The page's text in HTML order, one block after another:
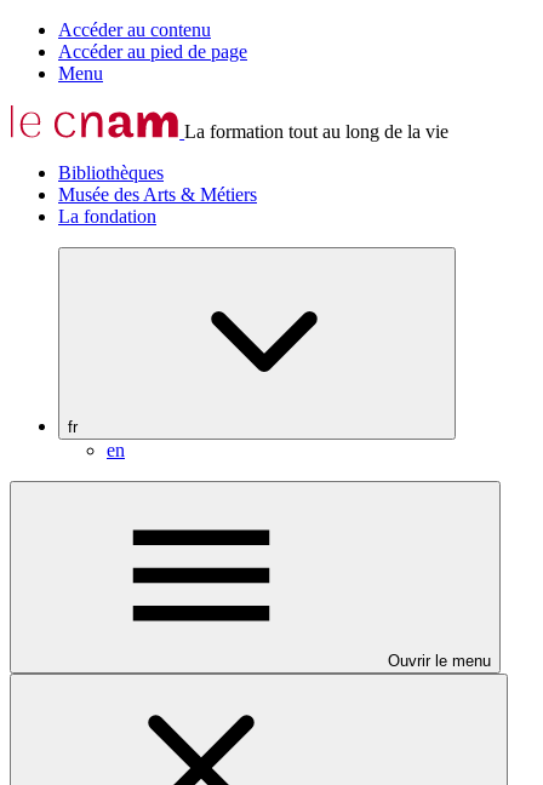
Accéder au contenu
Accéder au pied de page
Menu
La formation tout au long de la vie
Bibliothèques
Musée des Arts & Métiers
La fondation
fr
en
Ouvrir le menu